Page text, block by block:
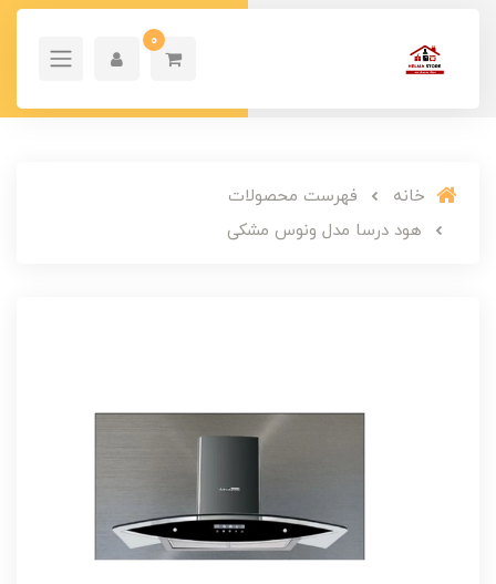
0
خانه
فهرست محصولات
هود درسا مدل ونوس مشکی